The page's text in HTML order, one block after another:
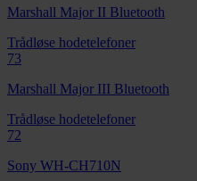
Marshall Major II Bluetooth
Trådløse hodetelefoner
73
Marshall Major III Bluetooth
Trådløse hodetelefoner
72
Sony WH-CH710N